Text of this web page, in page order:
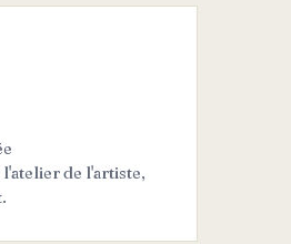
de l'artiste,